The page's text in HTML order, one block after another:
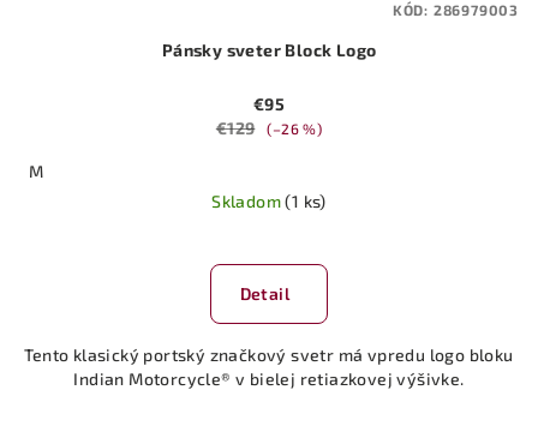
Pánsky sveter Block Logo
€95
€129
(–26 %)
M
Skladom(1 ks)
Detail
Tento klasický portský značkový svetr má vpredu logo bloku
Indian Motorcycle® v bielej retiazkovej výšivke.
KÓD: 286979003